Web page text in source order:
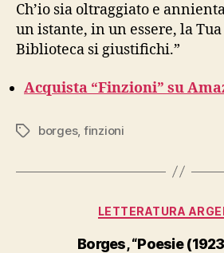
Ch’io sia oltraggiato e
un istante, in un essere, la
Biblioteca si giustifichi.”
Acquista “Finzioni” su
Tagsborges, finzioni
LETTERATURA
Borges, “Poesie